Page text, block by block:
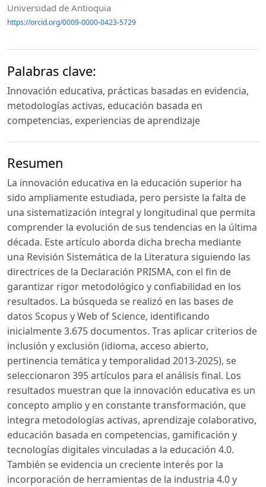
Universidad de Antioquia
https://orcid.org/0009-0000-0423-5729
Palabras clave:
Innovación educativa, prácticas basadas en evidencia,
metodologías activas, educación basada en
competencias, experiencias de aprendizaje
Resumen
La innovación educativa en la educación superior ha
sido ampliamente estudiada, pero persiste la falta de
una sistematización integral y longitudinal que permita
comprender la evolución de sus tendencias en la última
década. Este artículo aborda dicha brecha mediante
una Revisión Sistemática de la Literatura siguiendo las
directrices de la Declaración PRISMA, con el fin de
garantizar rigor metodológico y confiabilidad en los
resultados. La búsqueda se realizó en las bases de
datos Scopus y Web of Science, identificando
inicialmente 3.675 documentos. Tras aplicar criterios de
inclusión y exclusión (idioma, acceso abierto,
pertinencia temática y temporalidad 2013-2025), se
seleccionaron 395 artículos para el análisis final. Los
resultados muestran que la innovación educativa es un
concepto amplio y en constante transformación, que
integra metodologías activas, aprendizaje colaborativo,
educación basada en competencias, gamificación y
tecnologías digitales vinculadas a la educación 4.0.
También se evidencia un creciente interés por la
incorporación de herramientas de la industria 4.0 y